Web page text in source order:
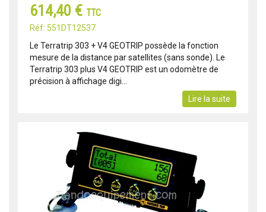
614,40 € TTC
Réf: 551DT12537
Le Terratrip 303 + V4 GEOTRIP possède la fonction
mesure de la distance par satellites (sans sonde). Le
Terratrip 303 plus V4 GEOTRIP est un odomètre de
précision à affichage digi...
Lire la suite